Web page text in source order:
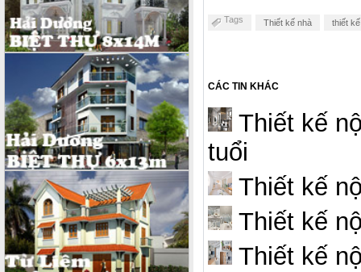
Tags Thiết kế nhà thiết
CÁC TIN KHÁC
Thiết kế
tuổi
Thiết kế
Thiết kế
Thiết kế